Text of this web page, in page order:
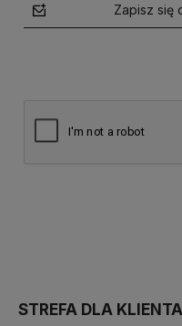
Zapisz się
STREFA DLA KLIENTA